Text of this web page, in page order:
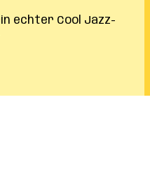
echter Cool Jazz-